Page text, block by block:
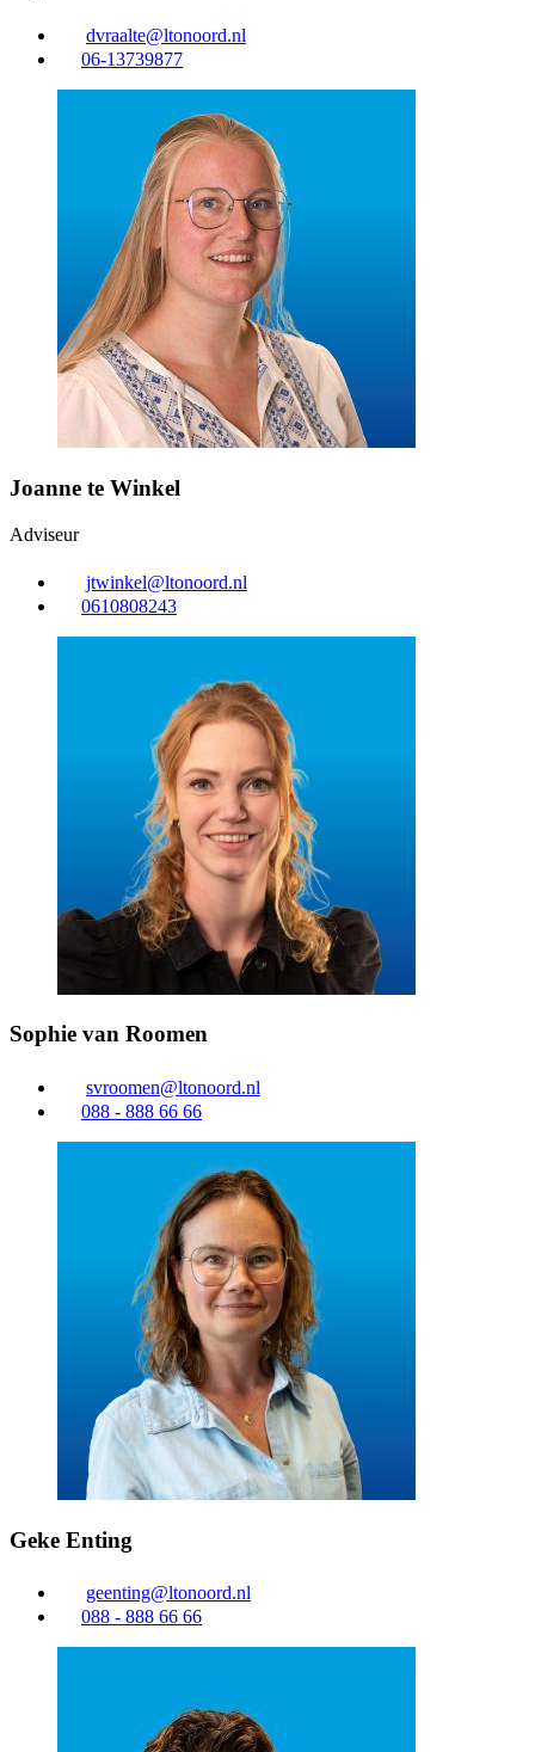
dvraalte@ltonoord.nl
06-13739877
Joanne te Winkel
Adviseur
jtwinkel@ltonoord.nl
0610808243
Sophie van Roomen
svroomen@ltonoord.nl
088 - 888 66 66
Geke Enting
geenting@ltonoord.nl
088 - 888 66 66